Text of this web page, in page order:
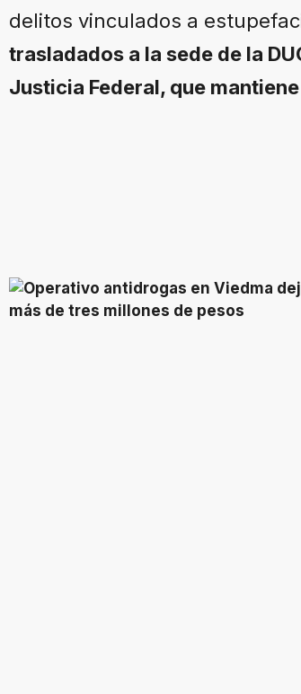
delitos vinculados a
trasladados a la sede de la
Justicia Federal, que